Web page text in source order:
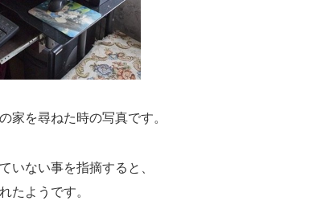
家を尋ねた時の写真です。
いない事を指摘すると、
たようです。